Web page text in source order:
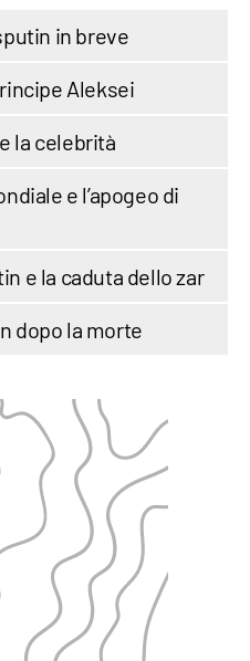
in breve
Aleksei
la celebrità
e l’apogeo di
e la caduta dello zar
dopo la morte